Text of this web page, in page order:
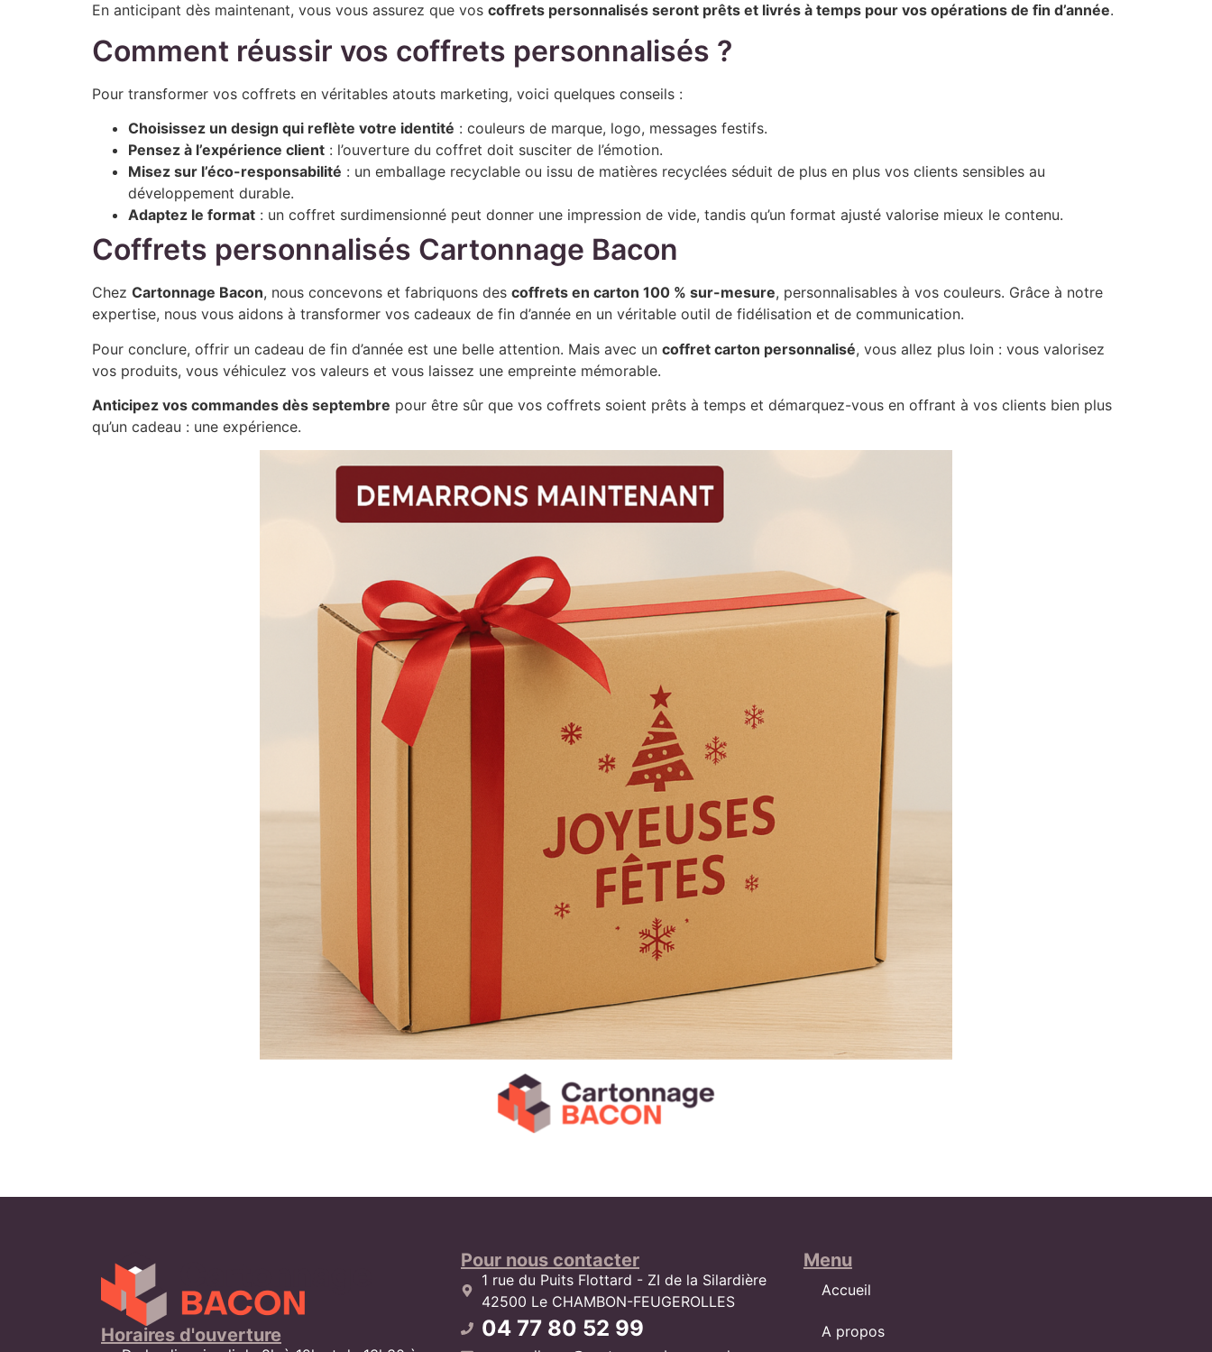
En anticipant dès maintenant, vous vous assurez que vos coffrets personnalisés seront prêts et livrés à temps pour vos opérations de fin d’année.
Comment réussir vos coffrets personnalisés ?
Pour transformer vos coffrets en véritables atouts marketing, voici quelques conseils :
Choisissez un design qui reflète votre identité : couleurs de marque, logo, messages festifs.
Pensez à l’expérience client : l’ouverture du coffret doit susciter de l’émotion.
Misez sur l’éco-responsabilité : un emballage recyclable ou issu de matières recyclées séduit de plus en plus vos clients sensibles au
développement durable.
Adaptez le format : un coffret surdimensionné peut donner une impression de vide, tandis qu’un format ajusté valorise mieux le contenu.
Coffrets personnalisés Cartonnage Bacon
Chez Cartonnage Bacon, nous concevons et fabriquons des coffrets en carton 100 % sur-mesure, personnalisables à vos couleurs. Grâce à notre
expertise, nous vous aidons à transformer vos cadeaux de fin d’année en un véritable outil de fidélisation et de communication.
Pour conclure, offrir un cadeau de fin d’année est une belle attention. Mais avec un coffret carton personnalisé, vous allez plus loin : vous valorisez
vos produits, vous véhiculez vos valeurs et vous laissez une empreinte mémorable.
Anticipez vos commandes dès septembre pour être sûr que vos coffrets soient prêts à temps et démarquez-vous en offrant à vos clients bien plus
qu’un cadeau : une expérience.
Horaires d'ouverture
Pour nous contacter
1 rue du Puits Flottard - ZI de la Silardière
42500 Le CHAMBON-FEUGEROLLES
04 77 80 52 99
Menu
Accueil
A propos